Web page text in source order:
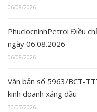
06/08/2026
PhuclocninhPetrol Điều
ngày 06.08.2026
06/08/2026
Văn bản số 5963/BCT-
kinh doanh xăng dầu
30/07/2026